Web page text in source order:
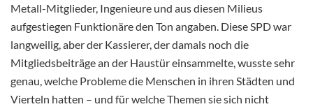
Metall-Mitglieder, Ingenieure und aus diesen Milieus
aufgestiegen Funktionäre den Ton angaben. Diese SPD war
langweilig, aber der Kassierer, der damals noch die
Mitgliedsbeiträge an der Haustür einsammelte, wusste sehr
genau, welche Probleme die Menschen in ihren Städten und
Vierteln hatten – und für welche Themen sie sich nicht